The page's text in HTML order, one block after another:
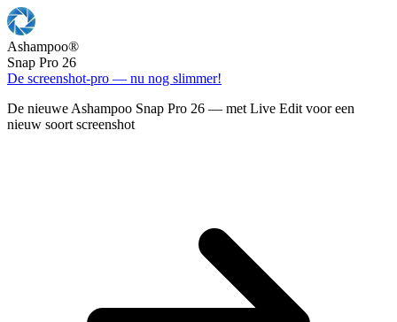
Ashampoo®
Snap Pro 26
De screenshot-pro — nu nog slimmer!
De nieuwe Ashampoo Snap Pro 26 — met Live Edit voor een
nieuw soort screenshot